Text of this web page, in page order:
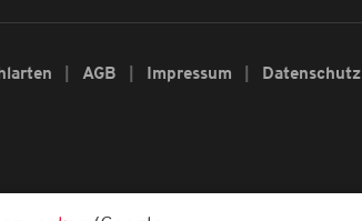
AGB Impressum Datenschutz